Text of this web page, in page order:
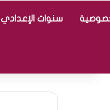
سنوات الإعدادي